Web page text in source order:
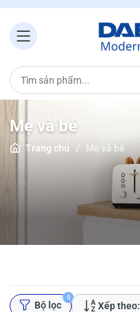
Mẹ và bé
Trang chủ / Mẹ và bé
Bộ lọc
0
Xếp theo: